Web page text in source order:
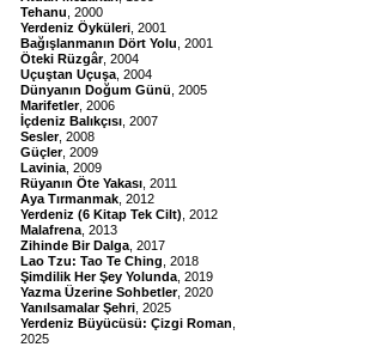
Tehanu , 2000
Yerdeniz Öyküleri , 2001
Bağışlanmanın Dört Yolu , 2001
Öteki Rüzgâr, 2004
Uçuştan Uçuşa , 2004
Dünyanın Doğum Günü , 2005
Marifetler, 2006
İçdeniz Balıkçısı , 2007
Sesler, 2008
Güçler, 2009
Lavinia , 2009
Rüyanın Öte Yakası , 2011
Aya Tırmanmak , 2012
Yerdeniz (6 Kitap Tek Cilt) , 2012
Malafrena , 2013
Zihinde Bir Dalga , 2017
Lao Tzu: Tao Te Ching , 2018
Şimdilik Her Şey Yolunda , 2019
Yazma Üzerine Sohbetler, 2020
Yanılsamalar Şehri , 2025
Yerdeniz Büyücüsü: Çizgi Roman
2025